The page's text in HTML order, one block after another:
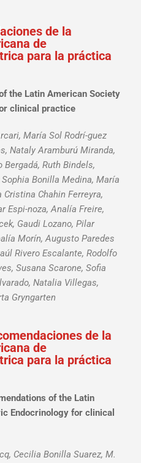
de la
de
para la práctica
the Latin American Society
clinical practice
María Sol Rodrí-guez
Nataly Aramburú Miranda,
Ruth Bindels,
Bonilla Medina, María
Cristina Chahin Ferreyra,
Espi-noza, Analía Freire,
Gaudi Lozano, Pilar
Morín, Augusto Paredes
Rivero Escalante, Rodolfo
Susana Scarone, Sofia
Natalia Villegas,
Gryngarten
de la
de
para la práctica
of the Latin
Endocrinology for clinical
Cecilia Bonilla Suarez, M.